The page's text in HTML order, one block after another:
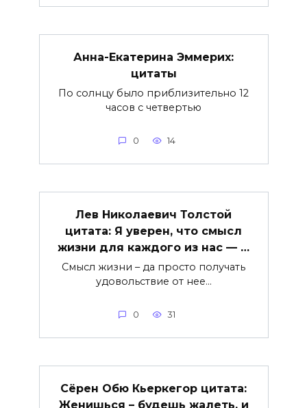
Анна-Екатерина Эммерих:
цитаты
По солнцу было приблизительно 12
часов с четвертью
0 14
Лев Николаевич Толстой
цитата: Я уверен, что смысл
жизни для каждого из нас — …
Смысл жизни – да просто получать
удовольствие от нее…
0 31
Сёрен Обю Кьеркегор цитата:
Женишься – будешь жалеть, и